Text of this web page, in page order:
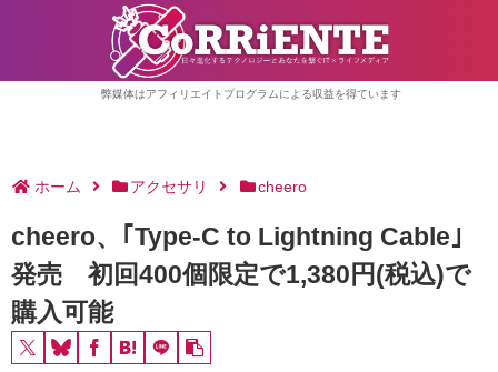
弊媒体はアフィリエイトプログラムによる収益を得ています
ホーム アクセサリ cheero
cheero、｢Type-C to Lightning Cable｣
発売 初回400個限定で1,380円(税込)で
購入可能